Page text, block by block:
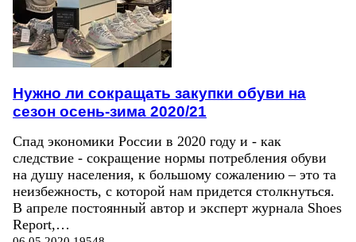
Нужно ли сокращать закупки обуви на
сезон осень-зима 2020/21
Спад экономики России в 2020 году и - как
следствие - сокращение нормы потребления обуви
на душу населения, к большому сожалению – это та
неизбежность, с которой нам придется столкнуться.
В апреле постоянный автор и эксперт журнала Shoes
Report,…